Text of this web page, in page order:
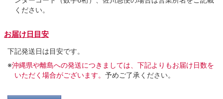
ください。
お届け日目安
下記発送日は目安です。
※沖縄県や離島への発送につきましては、下記よりもお届け日数を
いただく場合がございます。 予めご了承ください。